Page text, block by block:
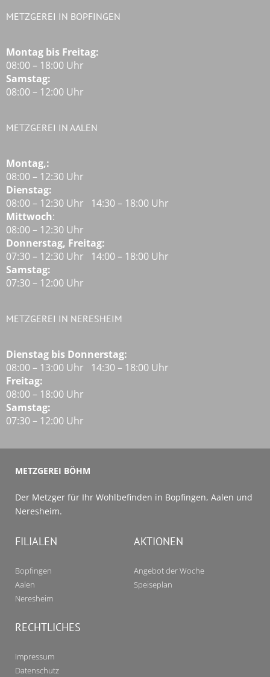
METZGEREI IN BOPFINGEN
Montag bis Freitag:
08:00 – 18:00 Uhr
Samstag:
08:00 – 12:00 Uhr
METZGEREI IN AALEN
Montag,:
08:00 – 12:30 Uhr
Dienstag:
08:00 – 12:30 Uhr 14:30 – 18:00 Uhr
Mittwoch:
08:00 – 12:30 Uhr
Donnerstag, Freitag:
07:30 – 12:30 Uhr 14:00 – 18:00 Uhr
Samstag:
07:30 – 12:00 Uhr
METZGEREI IN NERESHEIM
Dienstag bis Donnerstag:
08:00 – 13:00 Uhr 14:30 – 18:00 Uhr
Freitag:
08:00 – 18:00 Uhr
Samstag:
07:30 – 12:00 Uhr
METZGEREI BÖHM
Der Metzger für Ihr Wohlbefinden in Bopfingen, Aalen und
Neresheim.
FILIALEN
Bopfingen
Aalen
Neresheim
AKTIONEN
Angebot der Woche
Speiseplan
RECHTLICHES
Impressum
Datenschutz